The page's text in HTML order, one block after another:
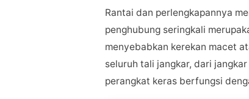
Rantai dan perlengkapannya
penghubung seringkali
menyebabkan kerekan macet
seluruh tali jangkar, dari
perangkat keras berfungsi